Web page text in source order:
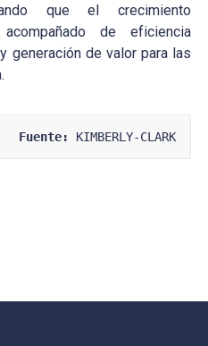
que el crecimiento
de eficiencia
generación de valor para las
Fuente: KIMBERLY-CLARK